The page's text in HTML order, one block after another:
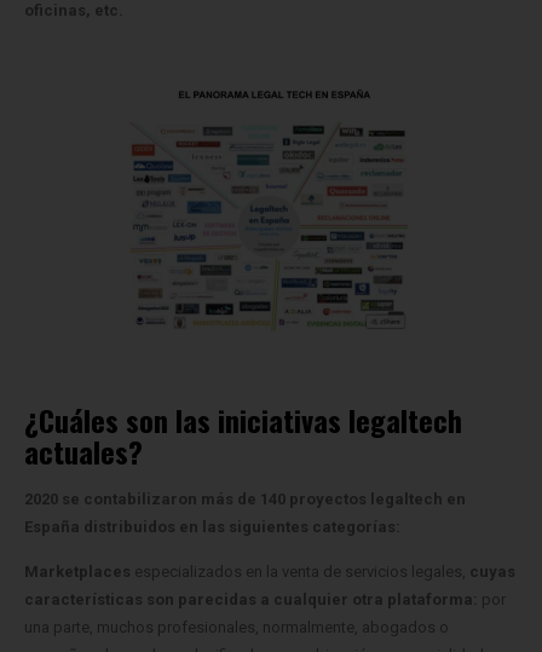
oficinas, etc.
¿Cuáles son las iniciativas legaltech
actuales?
2020 se contabilizaron más de 140 proyectos legaltech en
España distribuidos en las siguientes categorías:
Marketplaces especializados en la venta de servicios legales, cuyas
características son parecidas a cualquier otra plataforma:
por
una parte, muchos profesionales, normalmente, abogados o